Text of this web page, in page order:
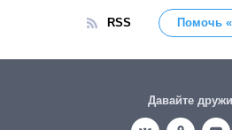
RSS Помочь
Давайте